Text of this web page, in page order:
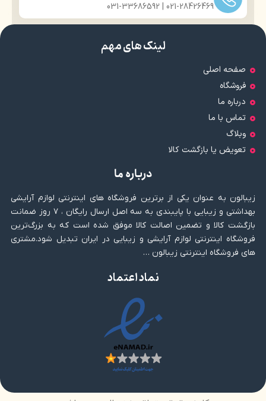
021-28426469 | 031-33686592
لینک های مهم
صفحه اصلی
فروشگاه
درباره ما
تماس با ما
وبلاگ
تعویض یا بازگشت کالا
درباره ما
زیبالون به عنوان یکی از برترین فروشگاه های اینترنتی لوازم آرایشی
بهداشتی و زیبایی با پایبندی به سه اصل ارسال رایگان ، ۷ روز ضمانت
بازگشت کالا و تضمین اصالت کالا موفق شده است که به بزرگ‌ترین
فروشگاه اینترنتی لوازم آرایشی و زیبایی در ایران تبدیل شود.مشتری
های فروشگاه اینترنتی زیبالون …
نماد اعتماد